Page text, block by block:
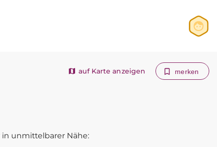
Registrieren
auf Karte anzeigen merken
unmittelbarer Nähe: